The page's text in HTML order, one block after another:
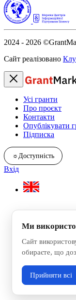
2024 - 2026
Сайт реалізовано
Усі гранти
Про проєкт
Контакти
Опублікувати
Підписка
☼ Доступність
Вхід
Ми
Сайт
обираєте, що
Прийняти всі